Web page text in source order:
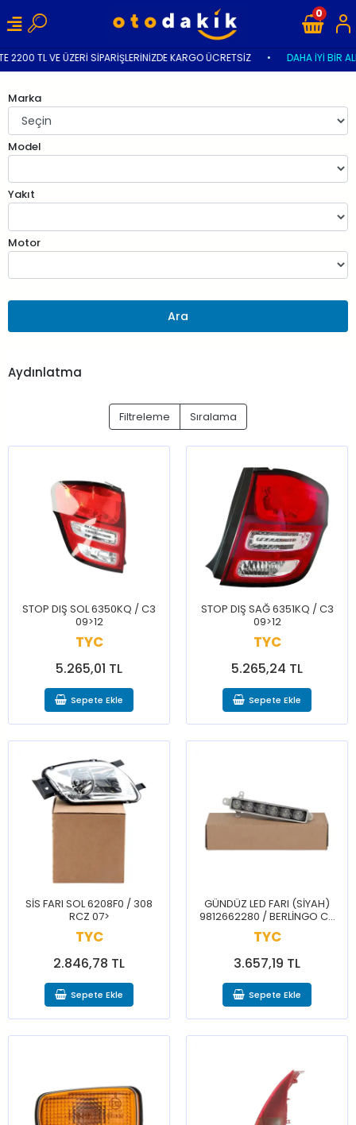
2200 TL VE ÜZERİ SİPARİŞLERİNİZDE KARGO ÜCRETSİZ • DAHA İYİ BİR
0
Marka
Model
Yakıt
Motor
Ara
Aydınlatma
Filtreleme Sıralama
STOP DIŞ SOL 6350KQ / C3
09>12
TYC
5.265,01 TL
Sepete Ekle
STOP DIŞ SAĞ 6351KQ / C3
09>12
TYC
5.265,24 TL
Sepete Ekle
SİS FARI SOL 6208F0 / 308
RCZ 07>
TYC
2.846,78 TL
Sepete Ekle
GÜNDÜZ LED FARI (SİYAH)
9812662280 / BERLİNGO C3
CELYSEE JUMPY 301 EXPERT
TRAVELLER PARTNER 12>
TYC
3.657,19 TL
Sepete Ekle